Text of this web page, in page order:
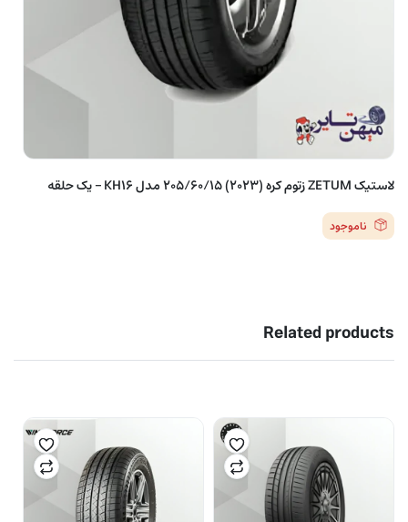
لاستیک ZETUM زتوم کره (2023) 205/60/15 مدل KH16 – یک حلقه
ناموجود
Related products